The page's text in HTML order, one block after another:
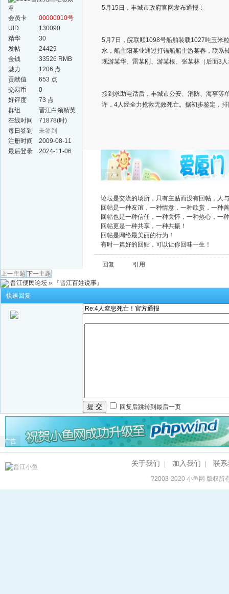
会员卡
00000010号
UID
130090
精华
30
发帖
24429
金钱
33526 RMB
魅力
1206 点
贡献值
653 点
交易币
0
好评度
73 点
群组
晋江白领精英
群
在线时间
71878(时)
每日签到
未签到
注册时间
2009-08-11
最后登录
2024-11-06
5月15日，丰城市政府官网发布通报：
5月7日，皖联顺1098号船舶装载1027吨玉米
水，船主阳某业通过打锚船船主游某春，联系
现游某华、雷某刚、游某根、张某林（后面3
接到求助电话后，丰城市公安、消防、海事
许，4人经全力抢救无效死亡。据初步鉴定，
广告
论坛是交流的场所，只有主贴而没有回帖，人
回帖是一种友谊，一种情意，一种欣赏，一种
回帖也是一种信任，一种关怀，一种热心，一
回帖更是一种共享，一种共振！
回帖是网络最美丽的行为！
有时一篇好的回贴，可以让你回味一生！
回复
引用
上一主题 下一主题
晋江便民论坛 »
『晋江百姓说事』
快速回复
提 交 回复后跳转到最后一页
广告
关于我们 加入我们 联系
?2003-2020小鱼网 版权所